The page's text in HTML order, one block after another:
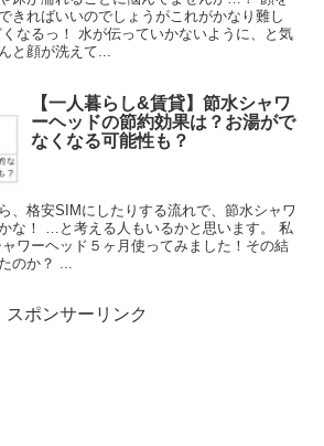
きればいいのでしょうがこれがかなり難し
なるっ！ 水が伝っていかないように、と気
と顔が洗えて...
【一人暮らし&賃貸】節水シャワ
ーヘッドの節約効果は？お湯がで
なくなる可能性も？
、格安SIMにしたりする流れで、節水シャワ
な！ …と考える人もいるかと思います。 私
ワーヘッド５ヶ月使ってみました！その結
のか？ ...
スポンサーリンク